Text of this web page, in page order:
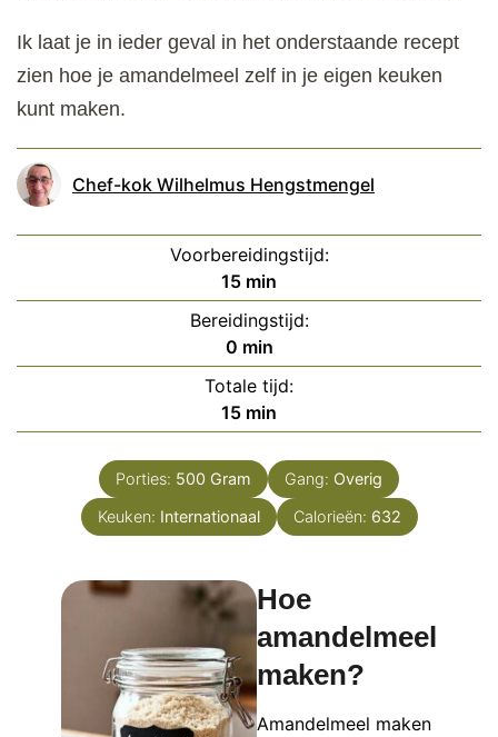
Ik laat je in ieder geval in het onderstaande recept
zien hoe je amandelmeel zelf in je eigen keuken
kunt maken.
Chef-kok Wilhelmus Hengstmengel
Voorbereidingstijd:
15minuten
min
Bereidingstijd:
0minuten
min
Totale tijd:
15minuten
min
Porties: 500 Gram Gang: Overig
Keuken: Internationaal Calorieën: 632
Hoe
amandelmeel
maken?
Amandelmeel maken